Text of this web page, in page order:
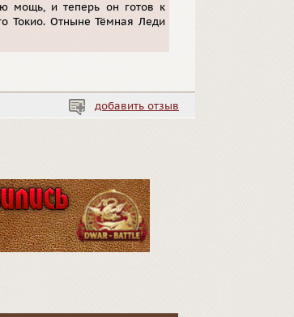
мощь, и теперь он готов к
Токио. Отныне Тёмная Леди
добавить отзыв